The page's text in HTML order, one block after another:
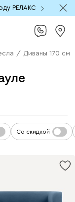
РЕЛАКС
/ Диваны 170 см
Со скидкой